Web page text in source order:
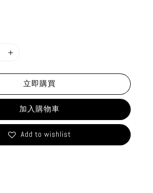
立即購買
加入購物車
Add to wishlist